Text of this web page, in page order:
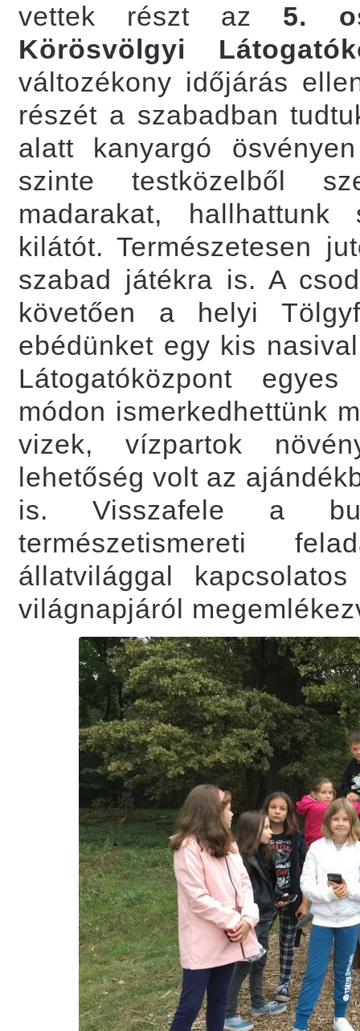
vettek részt az 5.
Körösvölgyi
változékony időjárás
részét a szabadban
alatt kanyargó
szinte testközelből
madarakat, hallhattunk
kilátót. Természetesen
szabad játékra is. A
követően a helyi
ebédünket egy kis
Látogatóközpont
módon ismerkedhettünk
vizek, vízpartok
lehetőség volt az
is. Visszafele a
természetismereti
állatvilággal
világnapjáról